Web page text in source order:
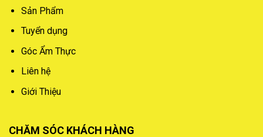
Sản Phẩm
Tuyển dụng
Góc Ẩm Thực
Liên hệ
Giới Thiệu
CHĂM SÓC KHÁCH HÀNG